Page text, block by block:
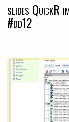
slides QuickR
#dd12